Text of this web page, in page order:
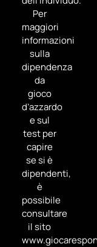
Per
maggiori
informazioni
sulla
dipendenza
da
gioco
d’azzardo
e sul
test per
capire
se si è
dipendenti,
è
possibile
consultare
il sito